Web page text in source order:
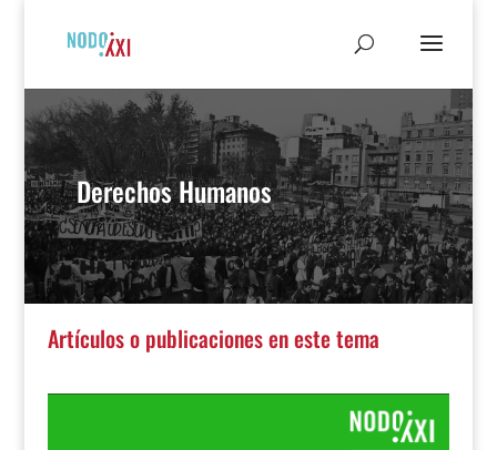
Derechos Humanos
Artículos o publicaciones en este tema